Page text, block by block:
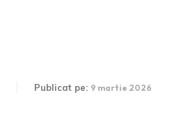
Publicat pe: 9 martie 2026